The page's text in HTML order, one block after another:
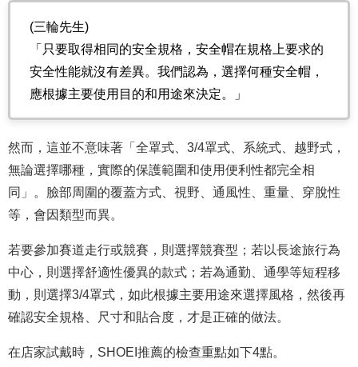
(三輪先生)
「只要取得相同的安全規格，安全帽在規格上要求的
安全性能就沒有差異。我們認為，選擇何種安全帽，
應根據主要使用目的和用途來決定。」
然而，這並不意味著「全罩式、3/4罩式、系統式、越野式，
無論選擇哪種，實際的保護範圍和使用便利性都完全相
同」。臉部周圍的覆蓋方式、視野、通風性、重量、穿脫性
等，會因類型而異。
若要參加賽道走行或競賽，則選擇競賽型；若以長途旅行為
中心，則選擇舒適性優異的款式；若為通勤、通學等短程移
動，則選擇3/4罩式，如此根據主要用途來選擇風格，然後再
確認安全規格、尺寸和貼合度，才是正確的做法。
在店家試戴時，SHOEI推薦的檢查重點如下4點。